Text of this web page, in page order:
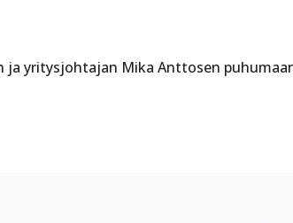
yritysjohtajan Mika Anttosen